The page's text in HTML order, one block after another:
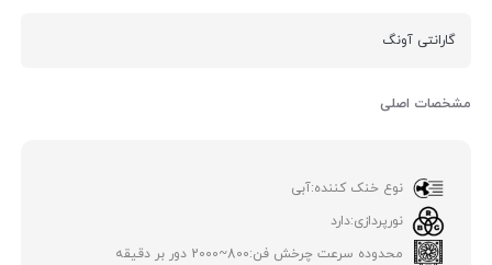
گارانتی آونگ
مشخصات اصلی
نوع خنک کننده:آبی
نورپردازی:دارد
محدوده سرعت چرخش فن:800~2000 دور بر دقیقه